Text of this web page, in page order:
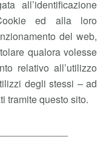
all’identificazione
ed alla loro
del web,
qualora volesse
relativo all’utilizzo
degli stessi – ad
tramite questo sito.